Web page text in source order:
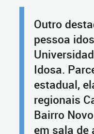
Outro
pessoa
Idosa.
estadual,
regionais
Bairro
em sala de